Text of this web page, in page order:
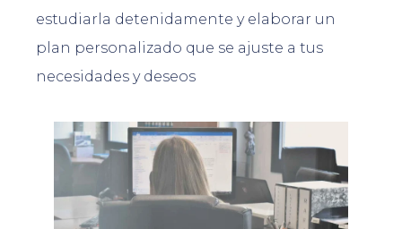
estudiarla detenidamente y elaborar un
plan personalizado que se ajuste a tus
necesidades y deseos